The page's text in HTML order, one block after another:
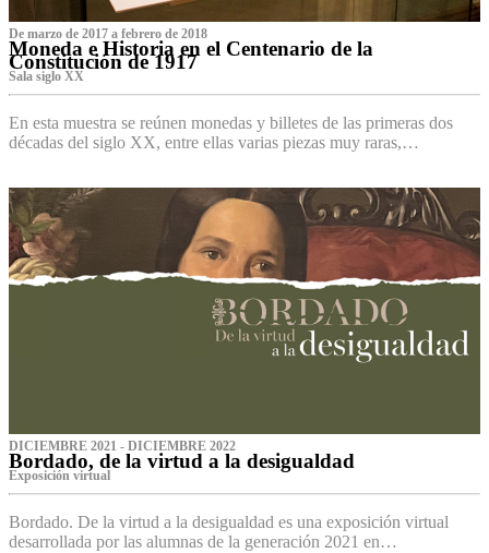
De marzo de 2017 a febrero de 2018
Moneda e Historia en el Centenario de la
Constitución de 1917
Sala siglo XX
En esta muestra se reúnen monedas y billetes de las primeras dos
décadas del siglo XX, entre ellas varias piezas muy raras,…
DICIEMBRE 2021 - DICIEMBRE 2022
Bordado, de la virtud a la desigualdad
Exposición virtual‌
Bordado. De la virtud a la desigualdad es una exposición virtual
desarrollada por las alumnas de la generación 2021 en…